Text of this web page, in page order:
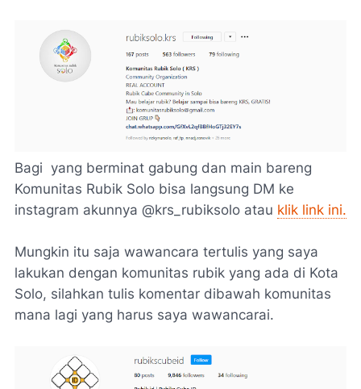
Bagi yang berminat gabung dan main bareng
Komunitas Rubik Solo bisa langsung DM ke
instagram akunnya @krs_rubiksolo atau klik link ini.
Mungkin itu saja wawancara tertulis yang saya
lakukan dengan komunitas rubik yang ada di Kota
Solo, silahkan tulis komentar dibawah komunitas
mana lagi yang harus saya wawancarai.